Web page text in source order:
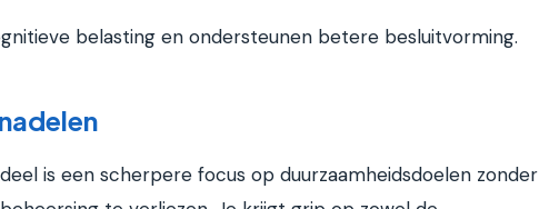
belasting en ondersteunen betere besluitvorming.
is een scherpere focus op duurzaamheidsdoelen zonder